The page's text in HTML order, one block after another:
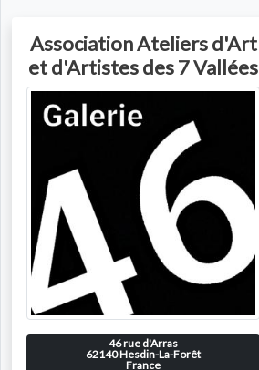
Association Ateliers d'Art
et d'Artistes des 7 Vallées
46 rue d'Arras
62140Hesdin-La-Forêt
France